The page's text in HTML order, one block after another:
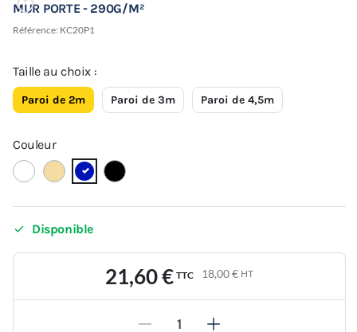
MUR PORTE - 290G/M²
Référence: KC20P1
Taille au choix :
Paroi de 2m Paroi de 3m Paroi de 4,5m
Couleur
 Disponible
21,60 € TTC 18,00 € HT
- +